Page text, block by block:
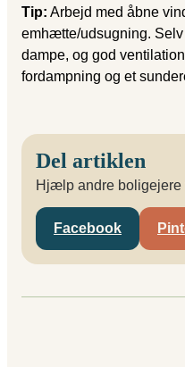
Tip: Arbejd med åbne
emhætte/udsugning.
dampe, og god
fordampning og et
Del artiklen
Hjælp andre boligejere
Facebook